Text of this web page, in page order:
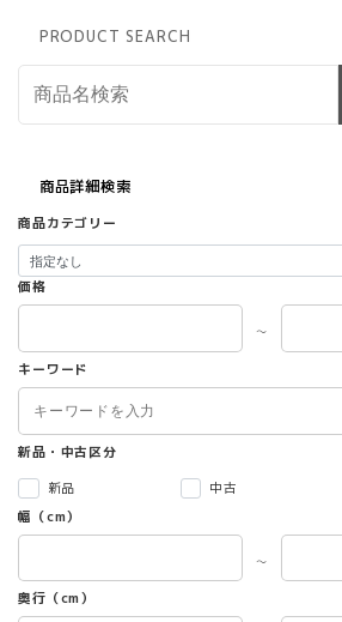
PRODUCT SEARCH
商品詳細検索
商品カテゴリー
価格
～
キーワード
新品・中古区分
新品
中古
幅（cm）
～
奥行（cm）